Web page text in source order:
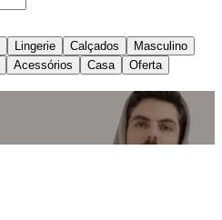
Lingerie Calçados
Masculino
Acessórios Casa Oferta